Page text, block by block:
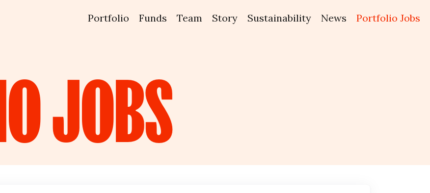
Portfolio Funds Team Story Sustainability News Portfolio Jobs
JOBS